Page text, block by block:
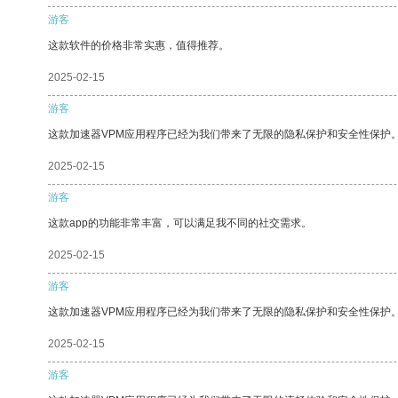
游客
这款软件的价格非常实惠，值得推荐。
2025-02-15
游客
这款加速器VPM应用程序已经为我们带来了无限的隐私保护和安全性保护
2025-02-15
游客
这款app的功能非常丰富，可以满足我不同的社交需求。
2025-02-15
游客
这款加速器VPM应用程序已经为我们带来了无限的隐私保护和安全性保护
2025-02-15
游客